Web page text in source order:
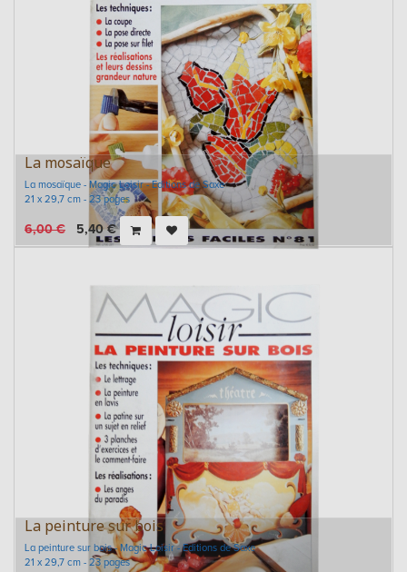
La mosaïque
La mosaïque - Magic Loisir - Editions de Saxe
21 x 29,7 cm - 23 pages
6,00€ 5,40€
La peinture sur bois
La peinture sur bois - Magic Loisir - Editions de Saxe
21 x 29,7 cm - 23 pages